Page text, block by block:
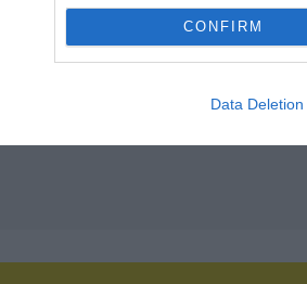
CONFIRM
Data Deletion